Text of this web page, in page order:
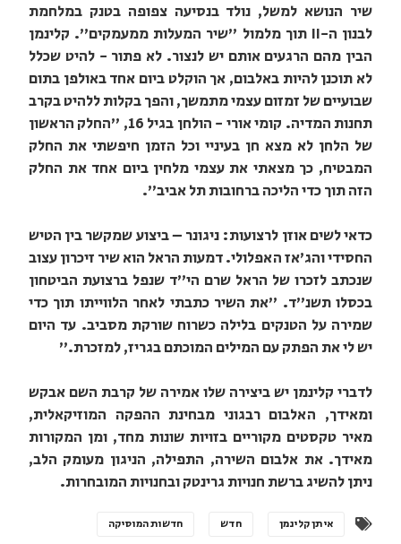
שיר הנושא למשל, נולד בנסיעה צפופה בטנק במלחמת
לבנון ה-II תוך מלמול "שיר המעלות ממעמקים". קלינמן
הבין מהם הרגעים אותם יש לנצור. לא פתור - להיט שכלל
לא תוכנן להיות באלבום, אך הוקלט ביום אחד באולפן בתום
שבועיים של זמזום עצמי מתמשך, והפך בקלות ללהיט בקרב
תחנות המדיה. קומי אורי - הולחן בגיל 16, "החלק הראשון
של הלחן לא מצא חן בעיניי וכל הזמן חיפשתי את החלק
המבטיח, כך מצאתי את עצמי מלחין ביום אחד את החלק
הזה תוך כדי הליכה ברחובות תל אביב".
כדאי לשים אוזן לרצועות: ניגונר – ביצוע שמקשר בין הטיש
החסידי והג'אז האפלולי. דמעות הראל הוא שיר זיכרון עצוב
שנכתב לזכרו של הראל שרם הי"ד שנפל ברצועת הביטחון
בכסלו תשנ"ד. "את השיר כתבתי לאחר הלווייתו תוך כדי
שמירה על הטנקים בלילה כשרוח שורקת מסביב. עד היום
יש לי את הפתק עם המילים המוכתם בגריז, למזכרת."
לדברי קלינמן יש ביצירה שלו אמירה של קרבת השם אבקש
ומאידך, האלבום רבגוני מבחינת ההפקה המוזיקאלית,
מאיר טקסטים מקוריים בזויות שונות מחד, ומן המקורות
מאידך. את אלבום השירה, התפילה, הניגון מעומק הלב,
ניתן להשיג ברשת חנויות גרינטק ובחנויות המובחרות.
איתן קלינמן חדש חדשות המוסיקה